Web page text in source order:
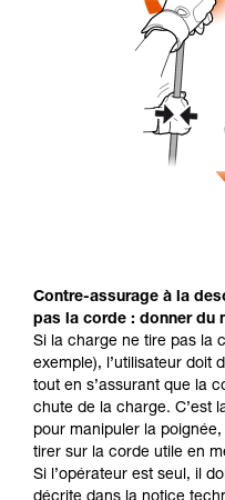
Contre-assurage à la
pas la corde : donner du
Si la charge ne tire pas la
exemple), l’utilisateur doit
tout en s’assurant que la
chute de la charge. C’est
pour manipuler la
tirer sur la corde utile en
Si l’opérateur est seul, il